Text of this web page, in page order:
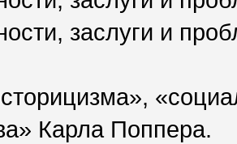
заслуги и
Карла Поппера.